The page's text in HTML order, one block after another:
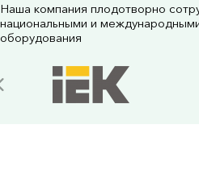
Наша компания плодотворно
национальными и
оборудования